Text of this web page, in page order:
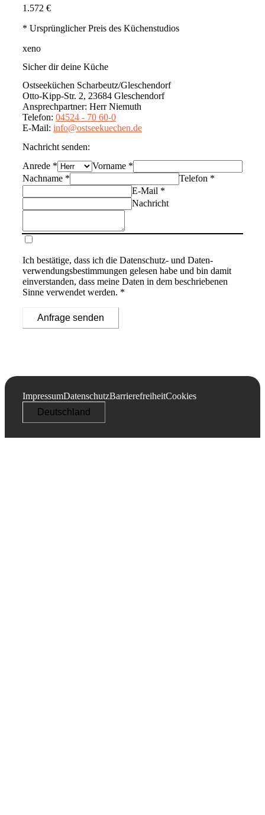
1.572 €
* Ursprünglicher Preis des Küchenstudios
xeno
Sicher dir deine Küche
Ostseeküchen Scharbeutz/Gleschendorf
Otto-Kipp-Str. 2, 23684 Gleschendorf
Ansprechpartner: Herr Niemuth
Telefon: 04524 - 70 60-0
E-Mail: info@ostseekuechen.de
Nachricht senden:
Anrede * Vorname *
Nachname * Telefon *
E-Mail *
Nachricht
Ich bestätige, dass ich die Datenschutz- und Daten­
verwendungs­bestimmungen gelesen habe und bin damit
einverstanden, dass meine Daten in dem beschriebenen
Sinne verwendet werden. *
Anfrage senden
ImpressumDatenschutzBarrierefreiheitCookies
Deutschland